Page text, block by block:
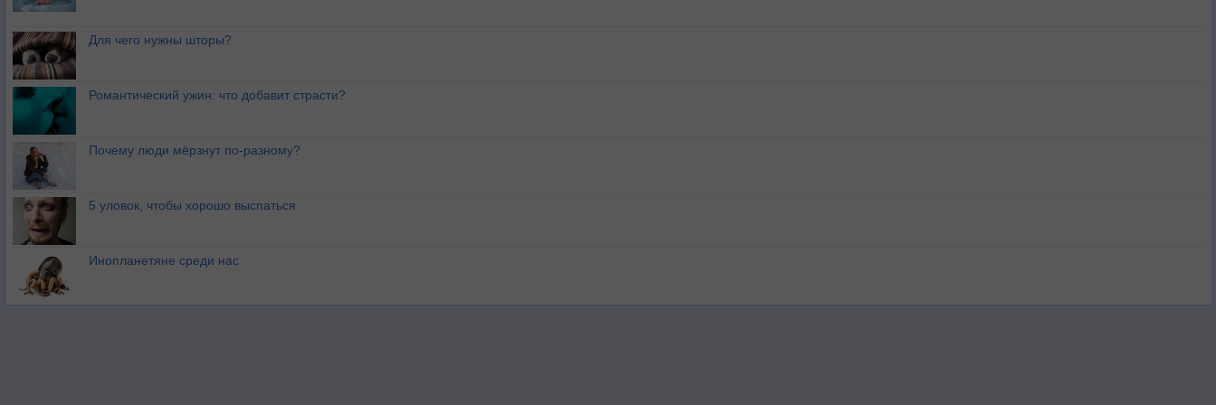
Для чего нужны шторы?
Романтический ужин: что добавит страсти?
Почему люди мёрзнут по-разному?
5 уловок, чтобы хорошо выспаться
Инопланетяне среди нас